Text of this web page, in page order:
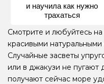
и научила как нужно
трахаться
Смотрите и любуйтесь
красивыми
Случайные засветы
или в джакузи не пугают
получают сейчас море